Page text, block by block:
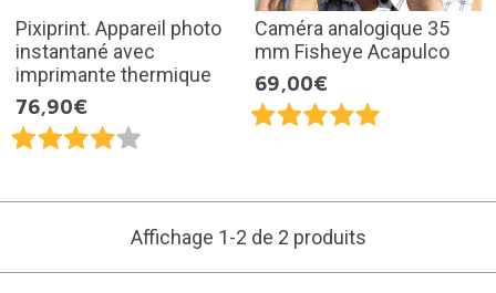
Pixiprint. Appareil photo
instantané avec
imprimante thermique
76,90€
Caméra analogique 35
mm Fisheye Acapulco
69,00€
Affichage 1-2 de 2 produits